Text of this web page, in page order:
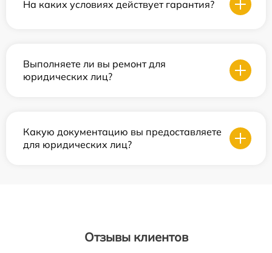
На каких условиях действует гарантия?
Выполняете ли вы ремонт для
юридических лиц?
Какую документацию вы предоставляете
для юридических лиц?
Отзывы клиентов